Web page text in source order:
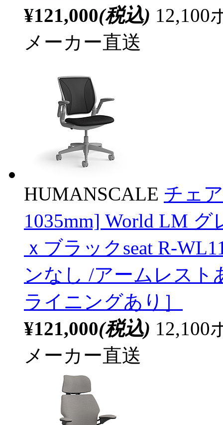
¥121,000(税込) 12,100
メーカー直送
HUMANSCALE チェ
1035mm] World LM グ
ｘブラックseat R-
ンなし /アームレス
ライニングあり］
¥121,000(税込) 12,100
メーカー直送